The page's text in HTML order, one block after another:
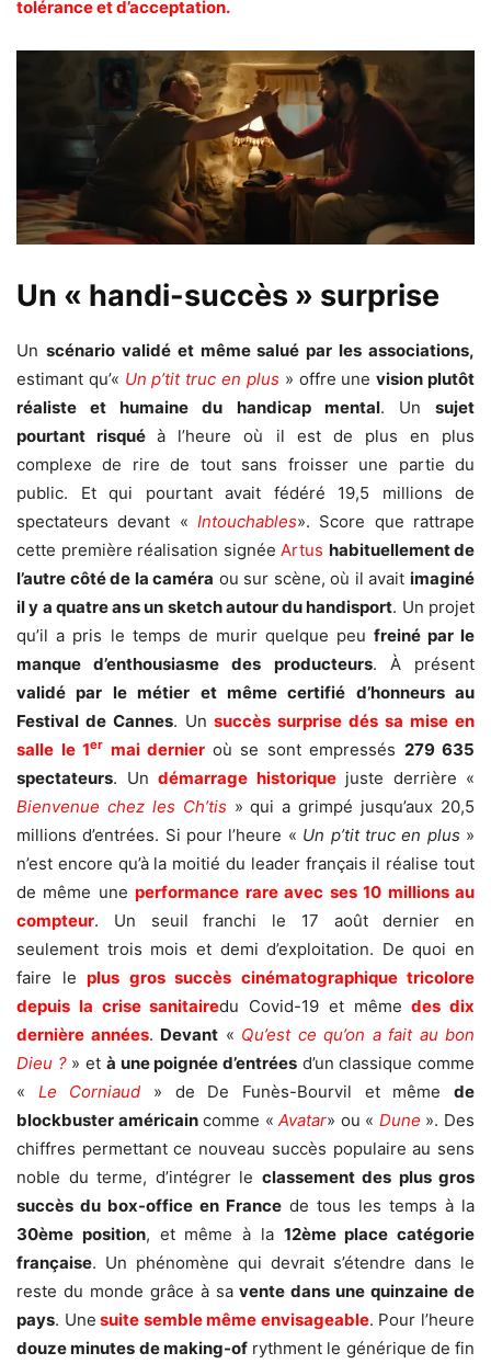
tolérance et d’acceptation.
Un « handi-succès » surprise
Un scénario validé et même salué par les associations,
estimant qu’« Un p’tit truc en plus» offre unevision plutôt
réaliste et humaine du handicap mental. Unsujet
pourtant risquéà l’heure où il est de plus en plus
complexe de rire de tout sans froisser une partie du
public. Et qui pourtant avait fédéré 19,5 millions de
spectateurs devant « Intouchables». Score que rattrape
cette première réalisation signée Artus habituellement de
l’autre côté de la caméra ou sur scène, où il avaitimaginé
il y a quatre ans un sketch autour du handisport. Un projet
qu’il a pris le temps de murir quelque peu freiné par le
manque d’enthousiasme des producteurs. À présent
validé par le métier et même certifié d’honneurs au
Festival de Cannes. Un succès surprise dés sa mise en
salle le 1er mai dernier où se sont empressés 279 635
spectateurs. Un démarrage historiquejuste derrière «
Bienvenue chez les Ch’tis» qui a grimpé jusqu’aux 20,5
millions d’entrées. Si pour l’heure « Un p’tit truc en plus »
n’est encore qu’à la moitié du leader français il réalise tout
de même uneperformance rare avec ses 10 millions au
compteur. Un seuil franchi le 17 août dernier en
seulement trois mois et demi d’exploitation. De quoi en
faire le plus gros succès cinématographique tricolore
depuis la crise sanitairedu Covid-19 et mêmedes dix
dernière années. Devant « Qu’est ce qu’on a fait au bon
Dieu ?» et à une poignée d’entréesd’un classique comme
« Le Corniaud » de De Funès-Bourvil et même de
blockbuster américaincomme «Avatar» ou « Dune ». Des
chiffres permettant ce nouveau succès populaire au sens
noble du terme, d’intégrer le classement des plus gros
succès du box-office en France de tous les temps à la
30ème position, et même à la 12ème place catégorie
française. Un phénomène qui devrait s’étendre dans le
reste du monde grâce à savente dans une quinzaine de
pays. Une suite semble même envisageable. Pour l’heure
douze minutes de making-ofrythment le générique de fin